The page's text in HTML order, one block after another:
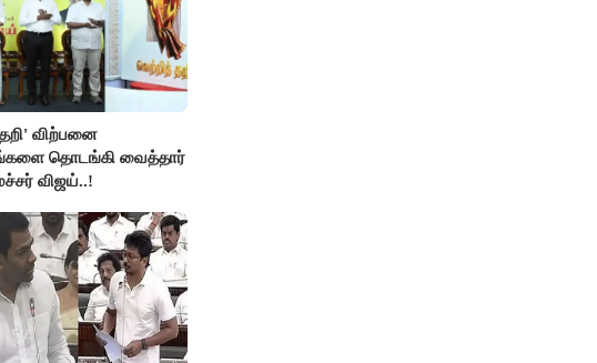
விற்பனை
தொடங்கி வைத்தார்
விஜய்..!